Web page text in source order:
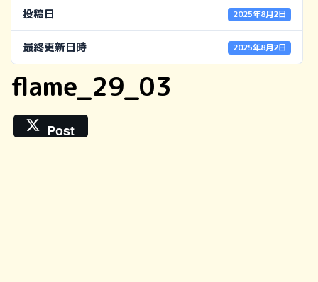
投稿日 2025年8月2日
最終更新日時 2025年8月2日
flame_29_03
Post